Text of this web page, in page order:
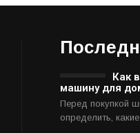
Как
машину для
Перед покупкой
определить,